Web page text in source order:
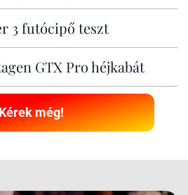
3 futócipő teszt
GTX Pro héjkabát
Kérek még!